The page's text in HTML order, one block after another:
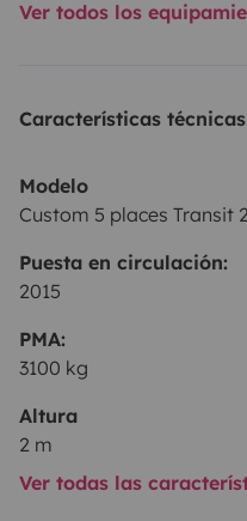
Ver todos los
Características técnicas
Modelo
Custom 5 places Transit
Puesta en circulación:
2015
PMA:
3100 kg
Altura
2 m
Ver todas las